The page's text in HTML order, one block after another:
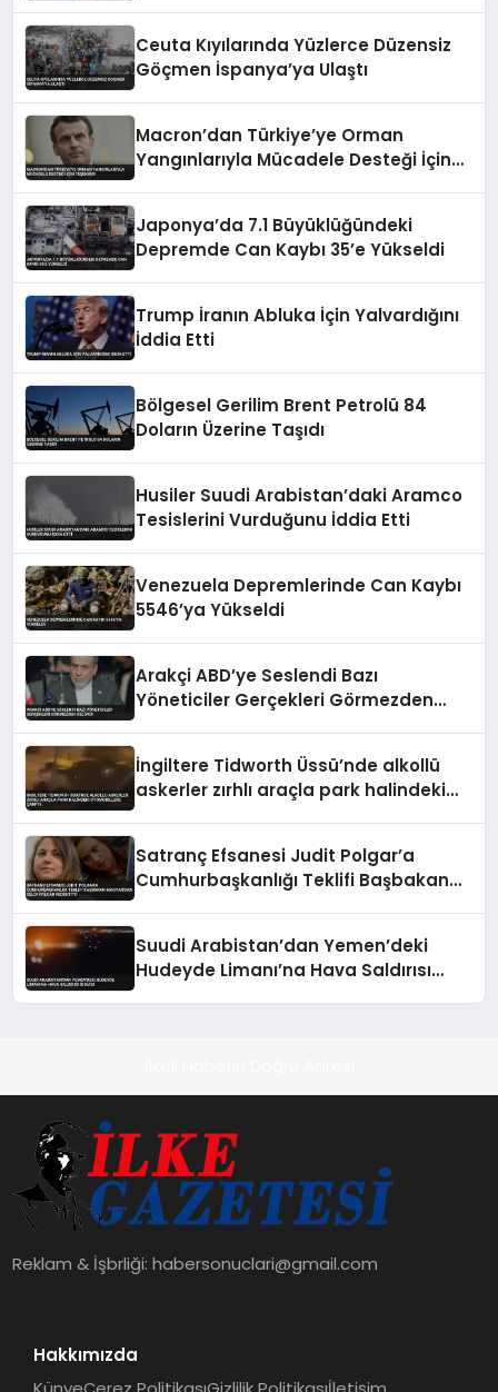
Ceuta Kıyılarında Yüzlerce Düzensiz
Göçmen İspanya’ya Ulaştı
Macron’dan Türkiye’ye Orman
Yangınlarıyla Mücadele Desteği İçin
Japonya’da 7.1 Büyüklüğündeki
Depremde Can Kaybı 35’e Yükseldi
Trump İranın Abluka İçin Yalvardığını
İddia Etti
Bölgesel Gerilim Brent Petrolü 84
Doların Üzerine Taşıdı
Husiler Suudi Arabistan’daki Aramco
Tesislerini Vurduğunu İddia Etti
Venezuela Depremlerinde Can Kaybı
5546’ya Yükseldi
Arakçi ABD’ye Seslendi Bazı
Yöneticiler Gerçekleri Görmezden
İngiltere Tidworth Üssü’nde alkollü
askerler zırhlı araçla park halindeki
Satranç Efsanesi Judit Polgar’a
Cumhurbaşkanlığı Teklifi Başbakan
Suudi Arabistan’dan Yemen’deki
Hudeyde Limanı’na Hava Saldırısı
Reklam & İşbrliği:habersonuclari@gmail.com
Hakkımızda